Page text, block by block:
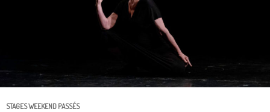
STAGES WEEKEND PASSÉS